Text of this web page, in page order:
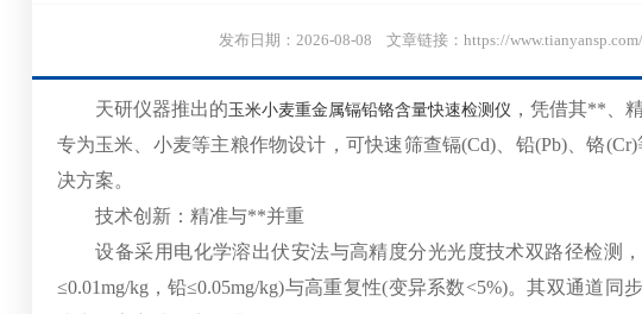
发布日期：2026-08-08 文章链接：https://
天研仪器推出的玉米小麦重金属镉铅铬含量快速检测仪 ，凭借其**、
专为玉米、小麦等主粮作物设计，可快速筛查镉(Cd)、铅(Pb)、铬
决方案。
技术创新：精准与**并重
设备采用电化学溶出伏安法与高精度分光光度技术双路径检测
≤0.01mg/kg，铅≤0.05mg/kg)与高重复性(变异系数<5%)。其双通道